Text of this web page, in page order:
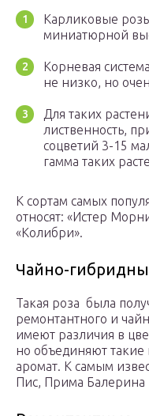
Карликовые
миниатюрной
Корневая
не низко, но
Для таких
лиственность,
соцветий 3-15
гамма таких
К сортам самых
относят: «Истер
«Колибри».
Чайно-
Такая роза была
ремонтантного и
имеют различия в
но объединяют
аромат. К самым
Пис, Прима Балерина